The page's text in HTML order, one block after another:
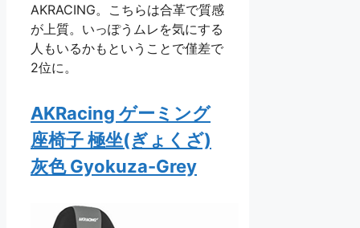
AKRACING。こちらは合革で質感
が上質。いっぽうムレを気にする
人もいるかもということで僅差で
2位に。
AKRacing ゲーミング
座椅子 極坐(ぎょくざ)
灰色 Gyokuza-Grey